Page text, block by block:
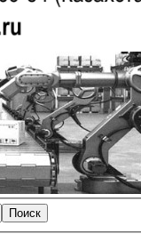
Поиск